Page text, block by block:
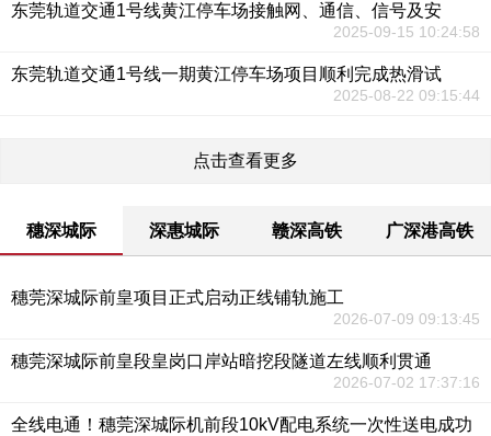
东莞轨道交通1号线黄江停车场接触网、通信、信号及安
2025-09-15 10:24:58
东莞轨道交通1号线一期黄江停车场项目顺利完成热滑试
2025-08-22 09:15:44
点击查看更多
穗深城际 深惠城际 赣深高铁 广深港高铁
穗莞深城际前皇项目正式启动正线铺轨施工
2026-07-09 09:13:45
穗莞深城际前皇段皇岗口岸站暗挖段隧道左线顺利贯通
2026-07-02 17:37:16
全线电通！穗莞深城际机前段10kV配电系统一次性送电成功